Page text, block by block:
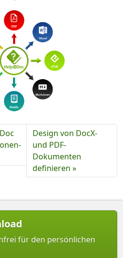
Design von DocX-
und PDF-
Dokumenten
definieren »
für den persönlichen